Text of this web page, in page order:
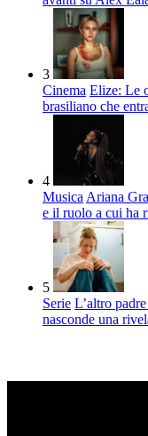
3
Cinema Elize: Le
brasiliano che
4
Musica Ariana
e il ruolo a cui ha
5
Serie L’altro
nasconde una